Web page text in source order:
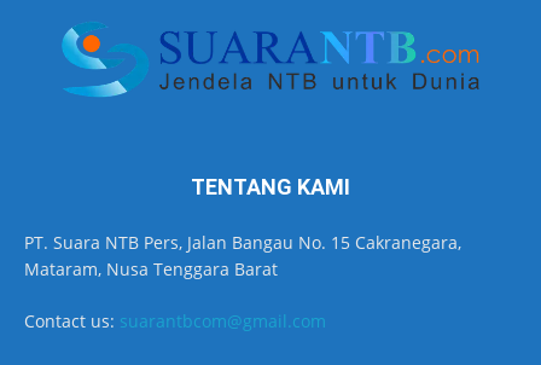
TENTANG KAMI
PT. Suara NTB Pers, Jalan Bangau No. 15 Cakranegara,
Mataram, Nusa Tenggara Barat
Contact us: suarantbcom@gmail.com